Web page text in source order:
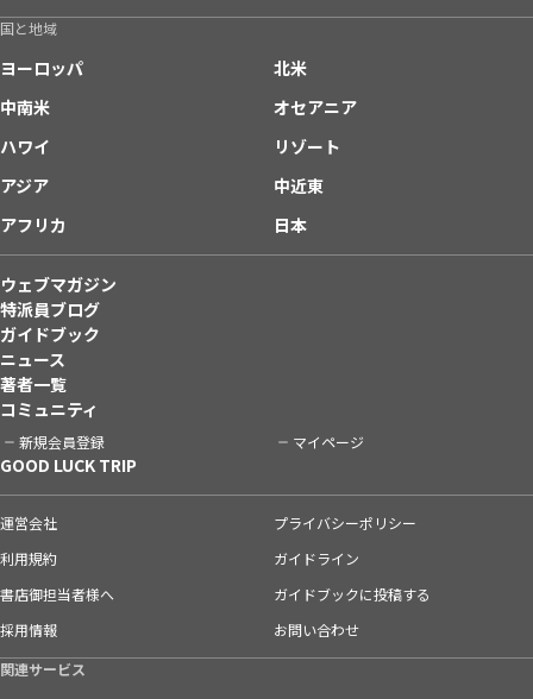
国と地域
ヨーロッパ
北米
中南米
オセアニア
ハワイ
リゾート
アジア
中近東
アフリカ
日本
ウェブマガジン
特派員ブログ
ガイドブック
ニュース
著者一覧
コミュニティ
新規会員登録 マイページ
GOOD LUCK TRIP
運営会社
プライバシーポリシー
利用規約
ガイドライン
書店御担当者様へ
ガイドブックに投稿する
採用情報
お問い合わせ
関連サービス